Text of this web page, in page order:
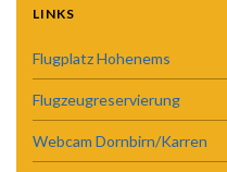
LINKS
Flugplatz Hohenems
Flugzeugreservierung
Webcam Dornbirn/Karren